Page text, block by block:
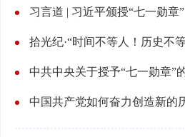
习言道 | 习近平颁授“七一勋章
拾光纪·“时间不等人！历史不
中共中央关于授予“七一勋章”
中国共产党如何奋力创造新的